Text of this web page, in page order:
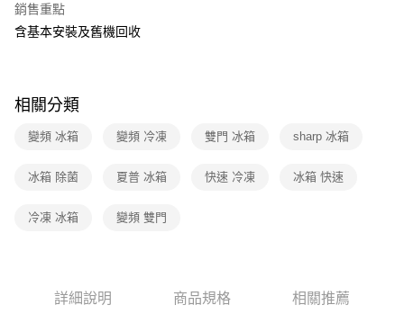
銷售重點
含基本安裝及舊機回收
相關分類
變頻 冰箱 變頻 冷凍 雙門 冰箱 sharp 冰箱
冰箱 除菌 夏普 冰箱 快速 冷凍 冰箱 快速
冷凍 冰箱 變頻 雙門
詳細說明 商品規格 相關推薦